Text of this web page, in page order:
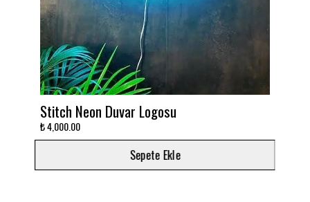
Takımını dekora çevir!
Sepete Ekle